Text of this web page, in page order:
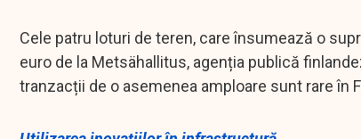
Cele patru loturi de teren, care însumează o
euro de la Metsähallitus, agenția publică
tranzacții de o asemenea amploare sunt rare în